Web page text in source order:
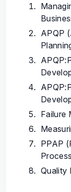
APQP
Failure
PPAP
Quality